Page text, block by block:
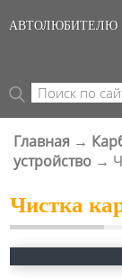
АВТОЛЮБИТЕЛЮ
ФОРМА
Поиск
ВЫ ЗДЕСЬ
Главная →
устройство →
Чистка